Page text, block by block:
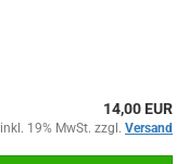
14,00 EUR
inkl. 19% MwSt. zzgl. Versand